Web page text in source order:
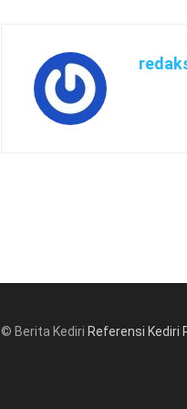
© Berita Kediri Referensi Kediri